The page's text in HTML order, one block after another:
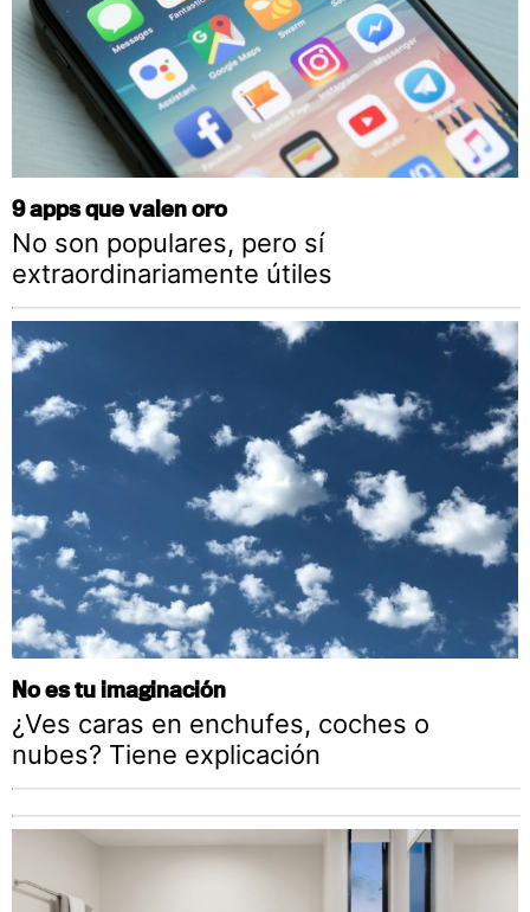
9 apps que valen oro
No son populares, pero sí
extraordinariamente útiles
No es tu imaginación
¿Ves caras en enchufes, coches o
nubes? Tiene explicación